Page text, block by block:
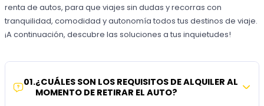
renta de autos, para que viajes sin dudas y recorras con
tranquilidad, comodidad y autonomía todos tus destinos de viaje.
¡A continuación, descubre las soluciones a tus inquietudes!
01.¿CUÁLES SON LOS REQUISITOS DE ALQUILER AL
MOMENTO DE RETIRAR EL AUTO?